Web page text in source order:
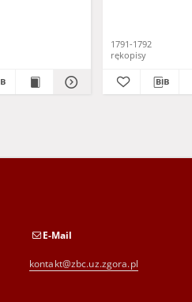
1791-1792
rękopisy
E-Mail
kontakt@zbc.uz.zgora.pl